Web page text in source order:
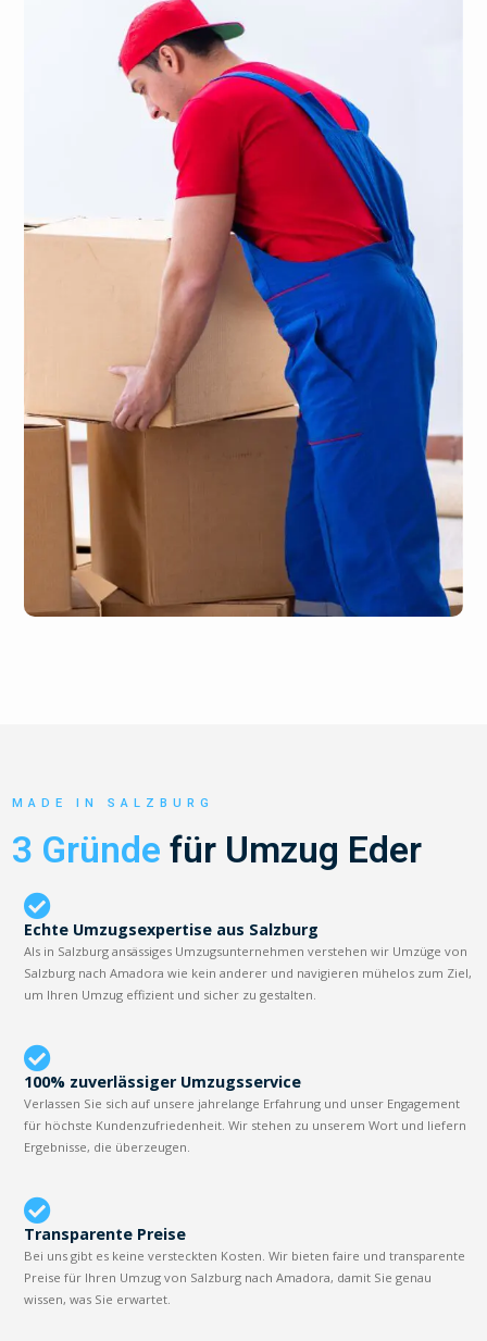
MADE IN SALZBURG
3 Gründe für Umzug Eder
Echte Umzugsexpertise aus Salzburg
Als in Salzburg ansässiges Umzugsunternehmen verstehen wir Umzüge von
Salzburg nach Amadora wie kein anderer und navigieren mühelos zum Ziel,
um Ihren Umzug effizient und sicher zu gestalten.
100% zuverlässiger Umzugsservice
Verlassen Sie sich auf unsere jahrelange Erfahrung und unser Engagement
für höchste Kundenzufriedenheit. Wir stehen zu unserem Wort und liefern
Ergebnisse, die überzeugen.
Transparente Preise
Bei uns gibt es keine versteckten Kosten. Wir bieten faire und transparente
Preise für Ihren Umzug von Salzburg nach Amadora, damit Sie genau
wissen, was Sie erwartet.